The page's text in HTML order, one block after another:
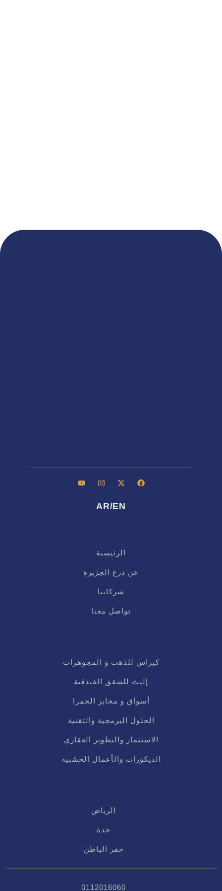
EN
/
AR
الرئيسية
عن درع الجزيرة
شركاتنا
تواصل معنا
كيراس للذهب و المجوهرات
إليت للشقق الفندقية
أسواق و مخابز الحمرا
الحلول البرمجية والتقنية
الاستثمار والتطوير العقاري
الديكورات والأعمال الخشبية
الرياض
جدة
حفر الباطن
0112016060